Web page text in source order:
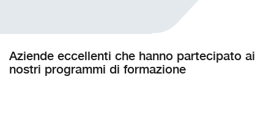
Aziende eccellenti che hanno partecipato ai
nostri programmi di formazione